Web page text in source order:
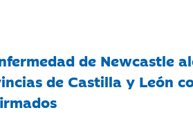
de Newcastle
de Castilla y León